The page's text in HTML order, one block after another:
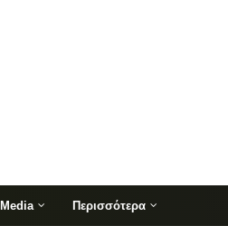
Media Περισσότερα